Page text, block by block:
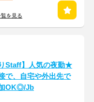
を見る
りStaff】人気の夜勤★
で、自宅や外出先で
OK◎/Jb